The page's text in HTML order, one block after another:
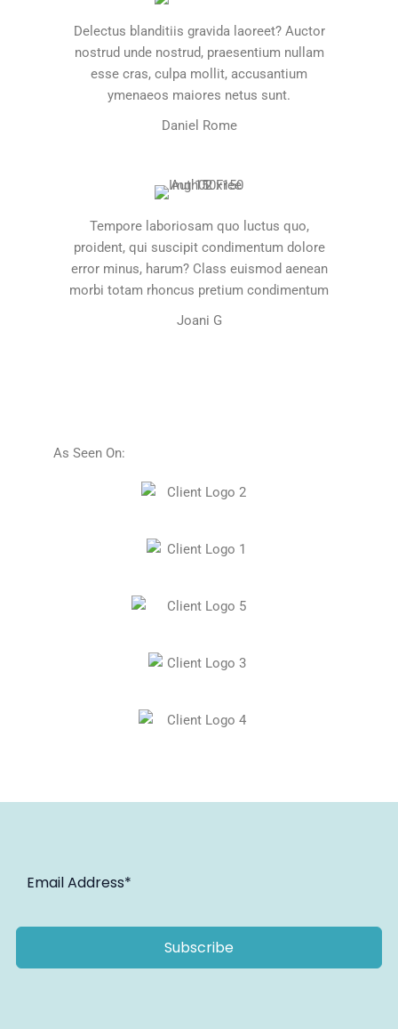
Delectus blanditiis gravida laoreet? Auctor
nostrud unde nostrud, praesentium nullam
esse cras, culpa mollit, accusantium
ymenaeos maiores netus sunt.
Daniel Rome
Tempore laboriosam quo luctus quo,
proident, qui suscipit condimentum dolore
error minus, harum? Class euismod aenean
morbi totam rhoncus pretium condimentum
Joani G
As Seen On:
Subscribe